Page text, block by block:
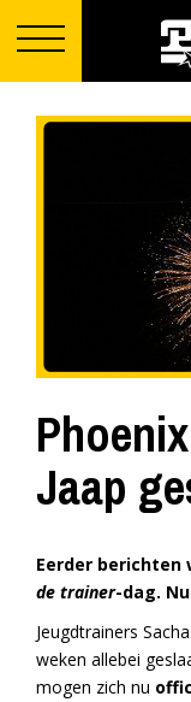
Jaap
Eerder berichten
de trainer-dag.
Jeugdtrainers
weken allebei
mogen zich nu